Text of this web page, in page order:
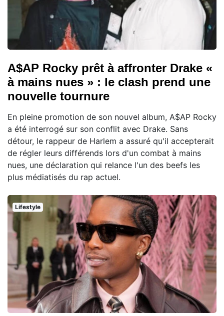
A$AP Rocky prêt à affronter Drake «
à mains nues » : le clash prend une
nouvelle tournure
En pleine promotion de son nouvel album, A$AP Rocky
a été interrogé sur son conflit avec Drake. Sans
détour, le rappeur de Harlem a assuré qu'il accepterait
de régler leurs différends lors d'un combat à mains
nues, une déclaration qui relance l'un des beefs les
plus médiatisés du rap actuel.
Lifestyle